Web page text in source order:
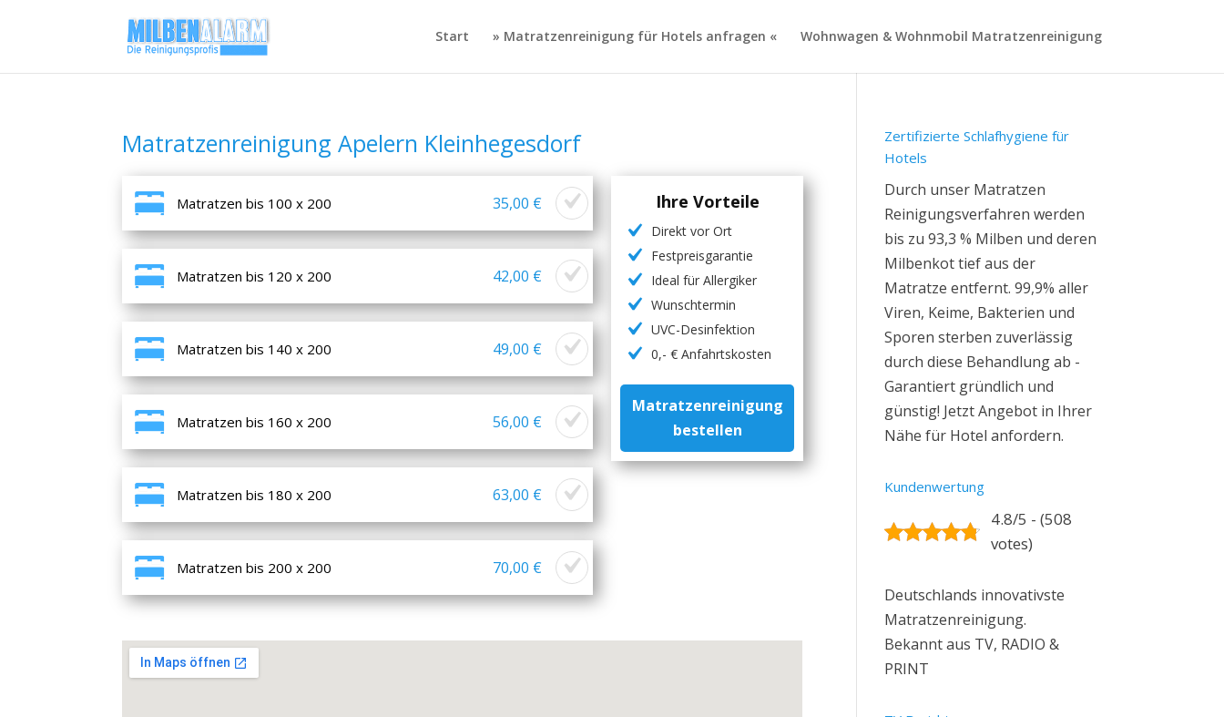
Start » Matratzenreinigung für Hotels anfragen « Wohnwagen & Wohnmobil Matratzenreinigung
Matratzenreinigung Apelern Kleinhegesdorf
Matratzen bis 100 x 200 35,00 €
Matratzen bis 120 x 200 42,00 €
Matratzen bis 140 x 200 49,00 €
Matratzen bis 160 x 200 56,00 €
Matratzen bis 180 x 200 63,00 €
Matratzen bis 200 x 200 70,00 €
Ihre Vorteile
Direkt vor Ort
Festpreisgarantie
Ideal für Allergiker
Wunschtermin
UVC-Desinfektion
0,- € Anfahrtskosten
Matratzenreinigung
bestellen
Zertifizierte Schlafhygiene für
Hotels
Durch unser Matratzen
Reinigungsverfahren werden
bis zu 93,3 % Milben und deren
Milbenkot tief aus der
Matratze entfernt. 99,9% aller
Viren, Keime, Bakterien und
Sporen sterben zuverlässig
durch diese Behandlung ab -
Garantiert gründlich und
günstig! Jetzt Angebot in Ihrer
Nähe für Hotel anfordern.
Kundenwertung
4.8/5 - (508
votes)
Deutschlands innovativste
Matratzenreinigung.
Bekannt aus TV, RADIO &
PRINT